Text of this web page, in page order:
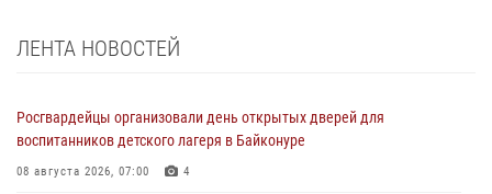
ЛЕНТА НОВОСТЕЙ
Росгвардейцы организовали день открытых дверей для
воспитанников детского лагеря в Байконуре
08 августа 2026, 07:00 4